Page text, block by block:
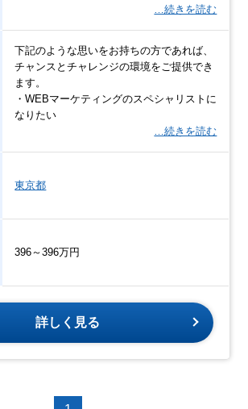
…続きを読む
下記のような思いをお持ちの方であれば、
チャンスとチャレンジの環境をご提供でき
ます。
・WEBマーケティングのスペシャリストに
なりたい
…続きを読む
東京都
396～396万円
詳しく見る